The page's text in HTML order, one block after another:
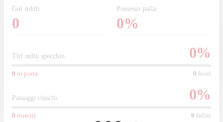
Gol subiti
0
Possesso palla
0%
Tiri nello specchio 0%
0 in porta 0 fuori
Passaggi riusciti 0%
0 riusciti 0 falliti